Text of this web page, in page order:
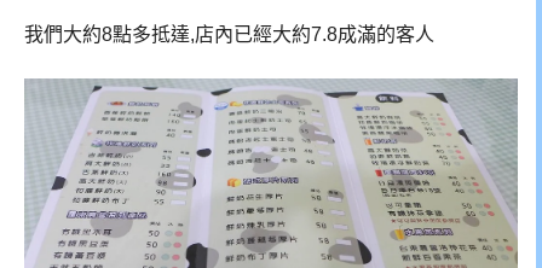
我們大約8點多抵達,店內已經大約7.8成滿的客人